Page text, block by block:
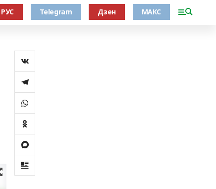
РУС Telegram Дзен МАКС